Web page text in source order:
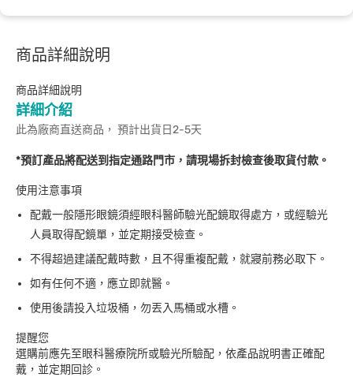
商品詳細說明
商品詳細說明
詳細介紹
此為廠商直送商品， 預計出貨日2-5天
*預訂產品將配送到指定通路門市，請現場拆封檢查後取貨付款。
使用注意事項
配戴一般隱形眼鏡須經眼科醫師驗光配鏡取得處方，或經驗光
人員取得配鏡單，並定期接受檢查。
不得超過建議配戴時數，且不得重複配戴，就寢前務必取下。
如有任何不適，應立即就醫。
使用後請投入垃圾桶，勿丟入馬桶或水槽。
提醒您
選購前應先至眼科醫療院所或驗光所驗配，依產品說明書正確配
戴，並定期回診。